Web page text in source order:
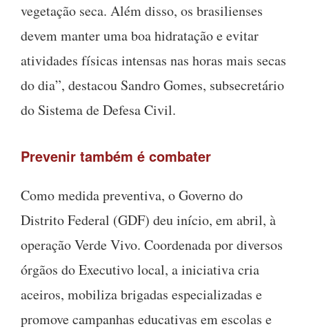
vegetação seca. Além disso, os brasilienses
devem manter uma boa hidratação e evitar
atividades físicas intensas nas horas mais secas
do dia”, destacou Sandro Gomes, subsecretário
do Sistema de Defesa Civil.
Prevenir também é combater
Como medida preventiva, o Governo do
Distrito Federal (GDF) deu início, em abril, à
operação Verde Vivo. Coordenada por diversos
órgãos do Executivo local, a iniciativa cria
aceiros, mobiliza brigadas especializadas e
promove campanhas educativas em escolas e